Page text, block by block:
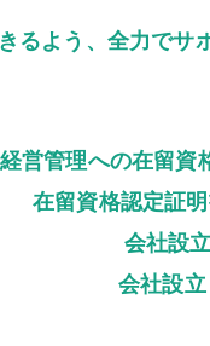
るよう、全力で
経営管理への在留資
在留資格認定証
会社設
会社設